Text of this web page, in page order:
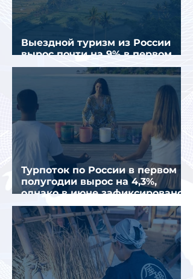
Выездной туризм из России
вырос почти на 9% в первом
полугодии 2026 года
Турпоток по России в первом
полугодии вырос на 4,3%,
однако в июне зафиксировано
снижение